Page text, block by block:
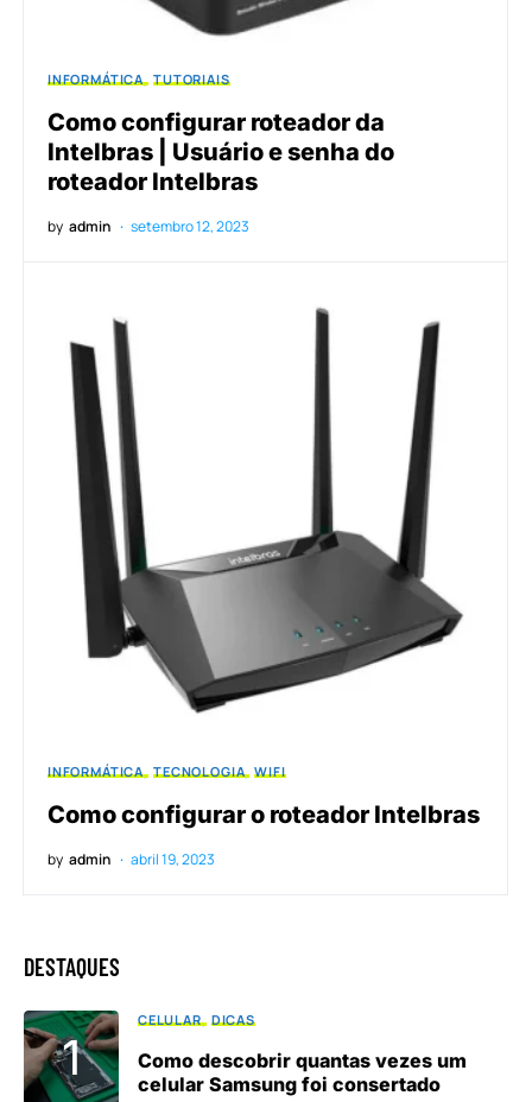
INFORMÁTICA TUTORIAIS
Como configurar roteador da
Intelbras | Usuário e senha do
roteador Intelbras
by admin setembro 12, 2023
INFORMÁTICA TECNOLOGIA WIFI
Como configurar o roteador Intelbras
by admin abril 19, 2023
DESTAQUES
CELULAR DICAS
Como descobrir quantas vezes um
celular Samsung foi consertado